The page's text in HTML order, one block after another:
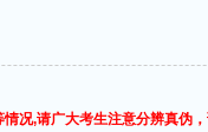
况,请广大考生注意分辨真伪